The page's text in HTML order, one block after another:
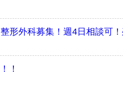
形外科募集！週4日相談可
！